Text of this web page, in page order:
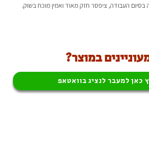
בסיום העבודה, ציפסר חזק מאוד ואמין מוכח בשוק.
במוצר?
כאן למעבר לנציג בוואטאפ